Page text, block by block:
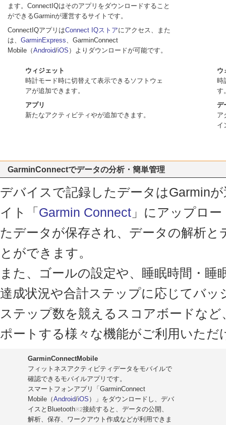
ます。ConnectIQはそのアプリをダウンロードすること
ができるGarminが運営するサイトです。
ConnectIQアプリはConnect IQストアにアクセス、また
は、 GarminExpress、GarminConnect
Mobile（Android/iOS ）よりダウンロードが可能です。
ウィジェット
時計モード時に切替えて表示できるソフトウェ
アが追加できます。
アプリ
新たなアクティビティやが追加できます。
ウ
時
す
デ
ア
イ
GarminConnectでデータの分析・簡単管理
デバイスで記録したデータはGarmin
イト「 Garmin Connect 」にアップロ
たデータが保存され、データの解析と
とができます。
また、ゴールの設定や、睡眠時間・睡
達成状況や合計ステップに応じてバッ
ステップ数を競えるスコアボードな
ポートする様々な機能がご利用いただ
GarminConnectMobile
フィットネスアクティビティデータをモバイルで
確認できるモバイルアプリです。
スマートフォンアプリ「GarminConnect
Mobile（Android/iOS ）」をダウンロードし、デバ
イスとBluetooth※2接続すると、データの公開、
解析、保存、ワークアウト作成などが利用できま